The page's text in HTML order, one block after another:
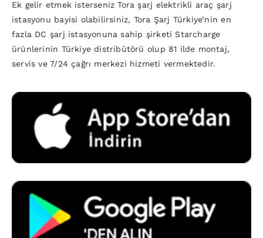
Ek gelir etmek isterseniz Tora şarj elektrikli araç şarj
istasyonu bayisi olabilirsiniz, Tora Şarj Türkiye’nin en
fazla DC şarj istasyonuna sahip şirketi Starcharge
ürünlerinin Türkiye distribütörü olup 81 ilde montaj,
servis ve 7/24 çağrı merkezi hizmeti vermektedir.